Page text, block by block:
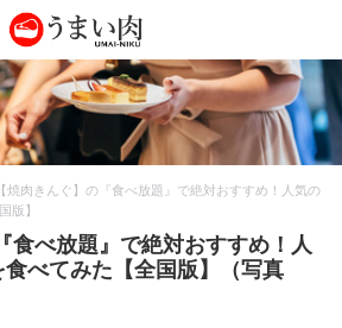
【焼肉きんぐ】の『食べ放題』で絶対おすすめ！人気の
版】
食べ放題』で絶対おすすめ！人
べてみた【全国版】（写真